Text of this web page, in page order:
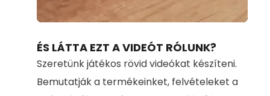
Unmute
100.00%
ÉS LÁTTA EZT A VIDEÓT RÓLUNK?
Szeretünk játékos rövid videókat készíteni.
Bemutatják a termékeinket, felvételeket a